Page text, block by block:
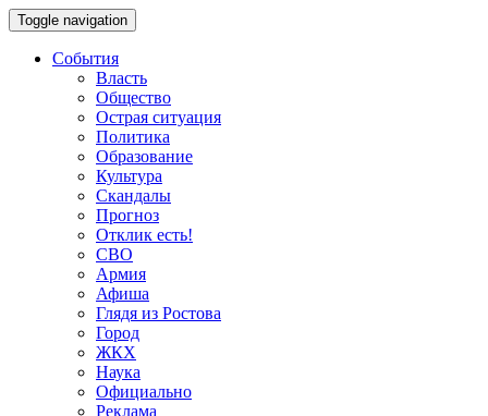
Toggle navigation
События
Власть
Общество
Острая ситуация
Политика
Образование
Культура
Скандалы
Прогноз
Отклик есть!
СВО
Армия
Афиша
Глядя из Ростова
Город
ЖКХ
Наука
Официально
Реклама